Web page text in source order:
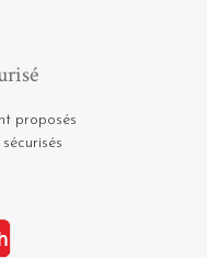
proposés